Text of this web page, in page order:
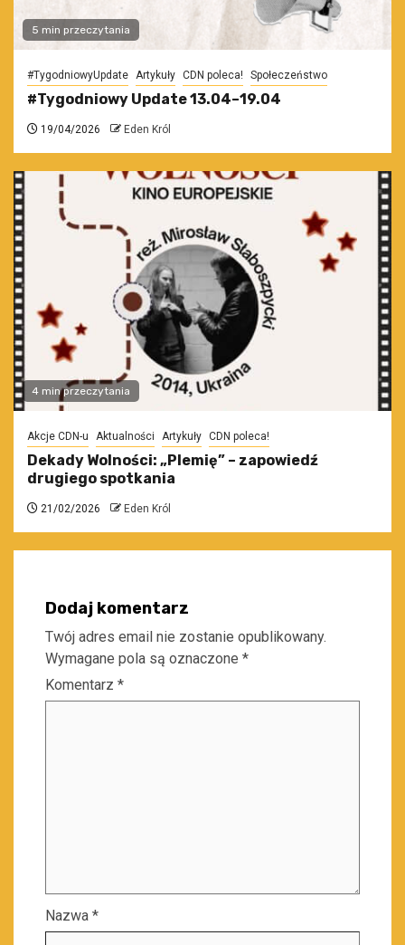
5 min przeczytania
#TygodniowyUpdate Artykuły CDN poleca! Społeczeństwo
#Tygodniowy Update 13.04–19.04
19/04/2026 Eden Król
4 min przeczytania
Akcje CDN-u Aktualności Artykuły CDN poleca!
Dekady Wolności: „Plemię” – zapowiedź
drugiego spotkania
21/02/2026 Eden Król
Dodaj komentarz
Twój adres email nie zostanie opublikowany.
Wymagane pola są oznaczone *
Komentarz *
Nazwa *